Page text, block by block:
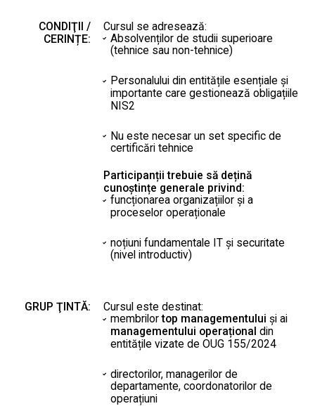
CONDIŢII /
CERINȚE:
Cursul se adresează:
Absolvenților de studii superioare
(tehnice sau non-tehnice)
Personalului din entitățile esențiale și
importante care gestionează obligațiile
NIS2
Nu este necesar un set specific de
certificări tehnice
Participanții trebuie să dețină
cunoștințe generale privind:
funcționarea organizațiilor și a
proceselor operaționale
noțiuni fundamentale IT și securitate
(nivel introductiv)
GRUP ŢINTĂ:
Cursul este destinat:
membrilortop managementului și ai
managementului operațional din
entitățile vizate de OUG 155/2024
directorilor, managerilor de
departamente, coordonatorilor de
operațiuni